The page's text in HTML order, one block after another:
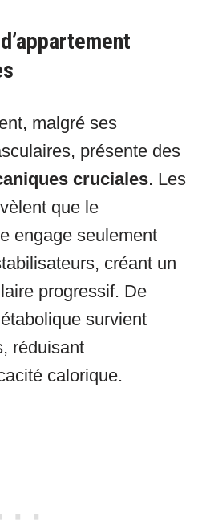
malgré ses
présente des
cruciales. Les
que le
engage seulement
créant un
progressif. De
survient
réduisant
calorique.